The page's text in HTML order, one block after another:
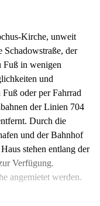
Kirche, unweit
Schadowstraße, der
Fuß in wenigen
und
oder per Fahrrad
der Linien 704
Durch die
und der Bahnhof
stehen entlang der
Verfügung.
angemietet werden.